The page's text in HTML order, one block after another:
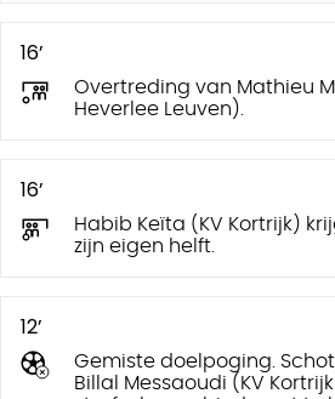
16’
Overtreding van Mathieu
Heverlee Leuven).
16’
Habib Keïta (KV Kortrijk)
zijn eigen helft.
12’
Gemiste doelpoging.
Billal Messaoudi (KV